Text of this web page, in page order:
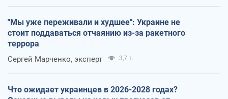
"Мы уже переживали и худшее": Украине не
стоит поддаваться отчаянию из-за ракетного
террора
Сергей Марченко, эксперт 3,7 т.
Что ожидает украинцев в 2026-2028 годах?